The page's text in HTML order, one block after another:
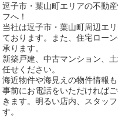
逗子市・葉山町エリアの不動
フへ！
当社は逗子市・葉山町周辺エ
ております。また、住宅ロー
承ります。
新築戸建、中古マンション、
任せください。
海近物件や海見えの物件情報も
事前にお電話をいただければ
きます。明るい店内、スタッ
す。